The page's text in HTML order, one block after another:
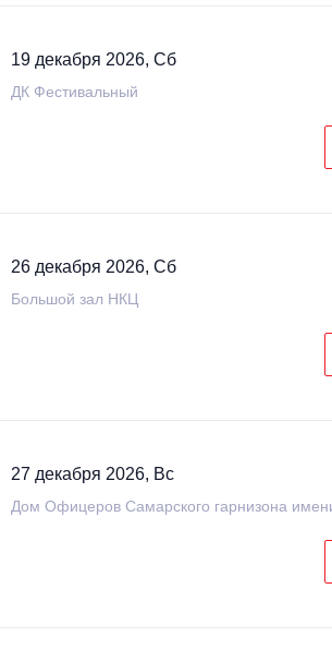
19 декабря 2026, Сб
ДК Фестивальный
26 декабря 2026, Сб
Большой зал НКЦ
27 декабря 2026, Вс
Дом Офицеров Cамарского гарнизона